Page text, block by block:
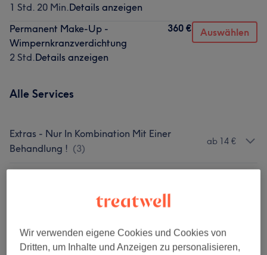
1 Std. 20 Min.Details anzeigen
Permanent Make-Up -
Wimpernkranzverdichtung
2 Std.Details anzeigen
360 € Auswählen
Alle Services
Extras - Nur In Kombination Mit Einer
Behandlung ! (3)
ab 14 €
Permanent Make-Up ( 1)
Unsere Arbeit
Wir verwenden eigene Cookies und Cookies von
Dritten, um Inhalte und Anzeigen zu personalisieren,